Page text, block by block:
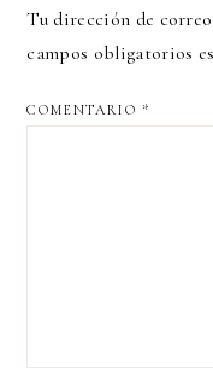
Tu dirección de
campos obligatorios
COMENTARIO*